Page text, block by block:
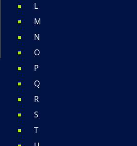
L
M
N
O
P
Q
R
S
T